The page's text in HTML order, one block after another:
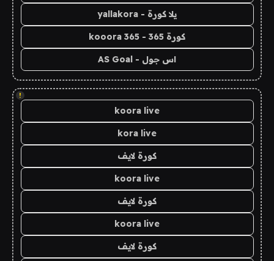
يلا كورة - yallakora
كورة 365 - kooora 365
اس جول - AS Goal
!
koora live
kora live
كورة لايف
koora live
كورة لايف
koora live
كورة لايف